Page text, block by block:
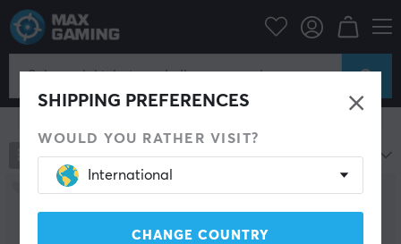
SHIPPING PREFERENCES
WOULD YOU RATHER VISIT?
International
CHANGE COUNTRY
Datatilbehør Gaming mus Trådløs
Trådløs Gaming mus
788 produkter Mest populære
SPAR 47%